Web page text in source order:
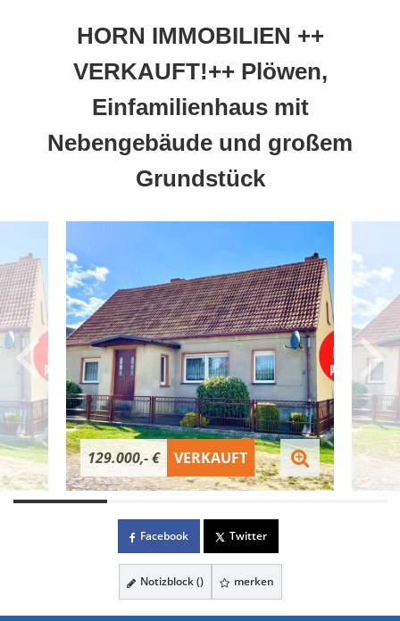
HORN IMMOBILIEN ++
VERKAUFT!++ Plöwen,
Einfamilienhaus mit
Nebengebäude und großem
Grundstück
129.000,- € VERKAUFT
Facebook Twitter
Notizblock () merken